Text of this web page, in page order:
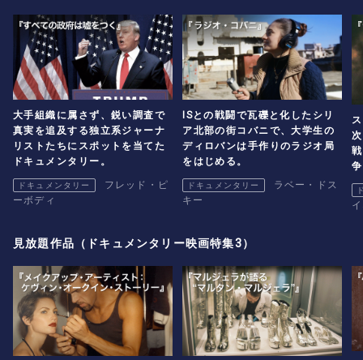
大手組織に属さず、鋭い調査で
真実を追及する独立系ジャーナ
リストたちにスポットを当てた
ドキュメンタリー。
ドキュメンタリー
フレッド・ピ
ーボディ
ISとの戦闘で瓦礫と化したシリ
ア北部の街コバニで、大学生の
ディロバンは手作りのラジオ局
をはじめる。
ドキュメンタリー
ラベー・ドス
キー
見放題作品（ドキュメンタリー映画特集3）